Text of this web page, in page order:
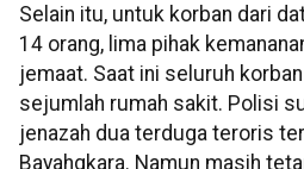
Selain itu, untuk korban dari
14 orang, lima pihak
jemaat. Saat ini seluruh
sejumlah rumah sakit. Polisi
jenazah dua terduga teroris
Bayahgkara. Namun masih